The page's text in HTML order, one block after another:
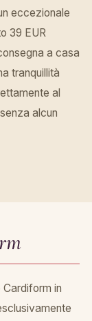
eccezionale
39 EUR
a casa
tranquillità
al
alcun
in